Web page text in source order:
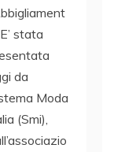
stata
da
Moda
(Smi),